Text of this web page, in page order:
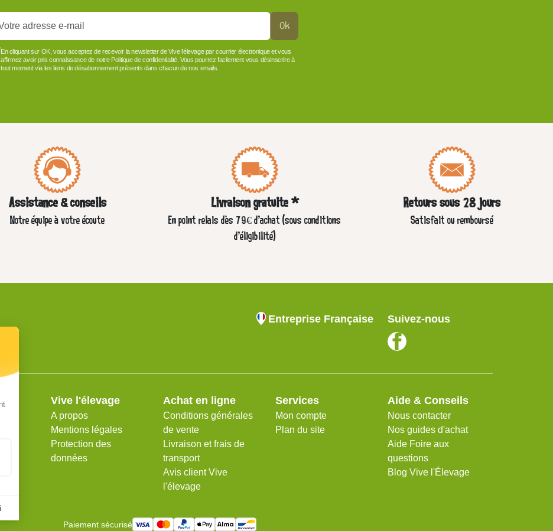
Ok
En cliquant sur OK, vous acceptez de recevoir la newsletter de Vive l'élevage par courrier électronique et vous
affirmez avoir pris connaissance de notre Politique de confidentialité. Vous pourrez facilement vous désinscrire à
tout moment via les liens de désabonnement présents dans chacun de nos emails.
Assistance & conseils
Notre équipe à votre écoute
Livraison gratuite *
En point relais dès 79€ d’achat (sous conditions
d'éligibilité)
Retours sous 28 jours
Satisfait ou remboursé
Entreprise Française Suivez-nous
Vive l'élevage
A propos
Mentions légales
Protection des
données
Achat en ligne
Conditions générales
de vente
Livraison et frais de
transport
Avis client Vive
l'élevage
Services
Mon compte
Plan du site
Aide & Conseils
Nous contacter
Nos guides d'achat
Aide Foire aux
questions
Blog Vive l'Élevage
Paiement sécurisé